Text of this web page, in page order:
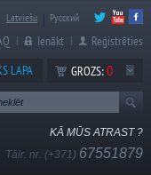
Latviešu Русский
Ienākt
Reģistrēties
LAPA
GROZS:0
KĀ MŪS ATRAST ?
Tālr. nr. (+371) 67551879